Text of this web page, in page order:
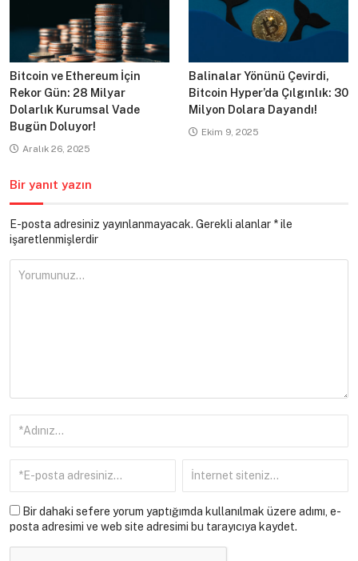
Bitcoin ve Ethereum İçin
Rekor Gün: 28 Milyar
Dolarlık Kurumsal Vade
Bugün Doluyor!
Aralık 26, 2025
Balinalar Yönünü Çevirdi,
Bitcoin Hyper’da Çılgınlık: 30
Milyon Dolara Dayandı!
Ekim 9, 2025
Bir yanıt yazın
E-posta adresiniz yayınlanmayacak. Gerekli alanlar *ile
işaretlenmişlerdir
Bir dahaki sefere yorum yaptığımda kullanılmak üzere adımı, e-
posta adresimi ve web site adresimi bu tarayıcıya kaydet.